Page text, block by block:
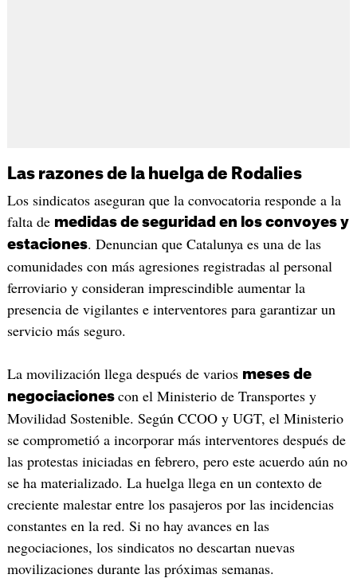
Las razones de la huelga de Rodalies
Los sindicatos aseguran que la convocatoria responde a la
falta de medidas de seguridad en los convoyes y
estaciones. Denuncian que Catalunya es una de las
comunidades con más agresiones registradas al personal
ferroviario y consideran imprescindible aumentar la
presencia de vigilantes e interventores para garantizar un
servicio más seguro.
La movilización llega después de varios meses de
negociaciones con el Ministerio de Transportes y
Movilidad Sostenible. Según CCOO y UGT, el Ministerio
se comprometió a incorporar más interventores después de
las protestas iniciadas en febrero, pero este acuerdo aún no
se ha materializado. La huelga llega en un contexto de
creciente malestar entre los pasajeros por las incidencias
constantes en la red. Si no hay avances en las
negociaciones, los sindicatos no descartan nuevas
movilizaciones durante las próximas semanas.